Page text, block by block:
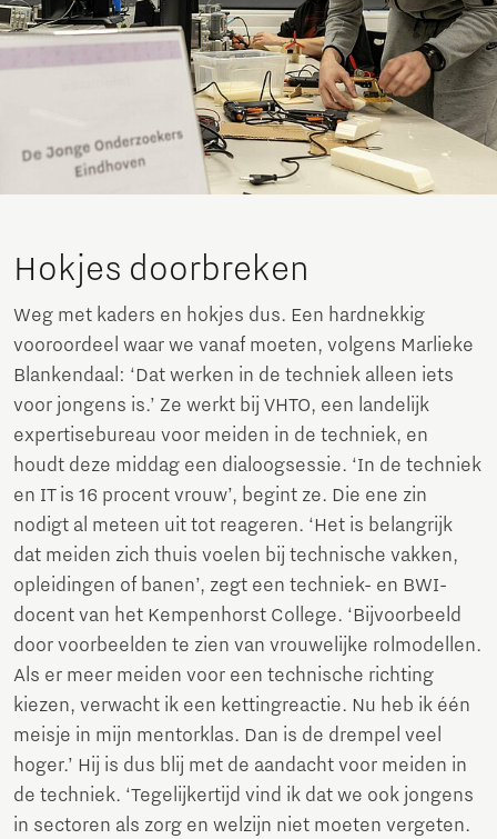
Hokjes doorbreken
Weg met kaders en hokjes dus. Een hardnekkig
vooroordeel waar we vanaf moeten, volgens Marlieke
Blankendaal: ‘Dat werken in de techniek alleen iets
voor jongens is.’ Ze werkt bij VHTO, een landelijk
expertisebureau voor meiden in de techniek, en
houdt deze middag een dialoogsessie. ‘In de techniek
en IT is 16 procent vrouw’, begint ze. Die ene zin
nodigt al meteen uit tot reageren. ‘Het is belangrijk
dat meiden zich thuis voelen bij technische vakken,
opleidingen of banen’, zegt een techniek- en BWI-
docent van het Kempenhorst College. ‘Bijvoorbeeld
door voorbeelden te zien van vrouwelijke rolmodellen.
Als er meer meiden voor een technische richting
kiezen, verwacht ik een kettingreactie. Nu heb ik één
meisje in mijn mentorklas. Dan is de drempel veel
hoger.’ Hij is dus blij met de aandacht voor meiden in
de techniek. ‘Tegelijkertijd vind ik dat we ook jongens
in sectoren als zorg en welzijn niet moeten vergeten.